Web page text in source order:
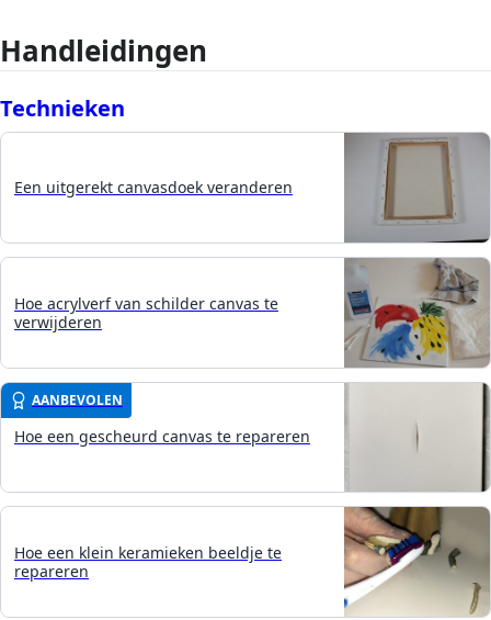
Handleidingen
Technieken
Een uitgerekt canvasdoek veranderen
Hoe acrylverf van schilder canvas te
verwijderen
AANBEVOLEN
Hoe een gescheurd canvas te repareren
Hoe een klein keramieken beeldje te
repareren